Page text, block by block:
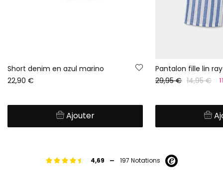
Short denim en azul marino
22,90 €
Ajouter
Pantalon fille lin
29,95 € 14,95 €
4,69 - 197 Notations